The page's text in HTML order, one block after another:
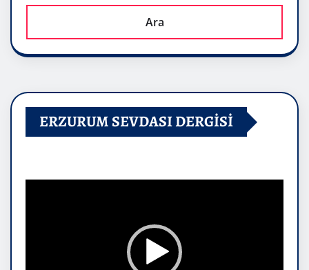
Ara
ERZURUM SEVDASI DERGİSİ